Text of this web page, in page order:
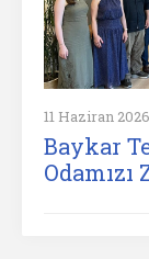
11 Haziran 2026
Baykar